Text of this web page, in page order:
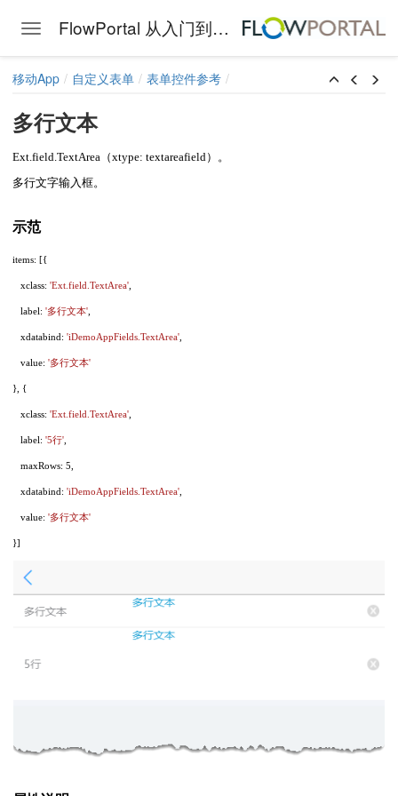
Toggle navigation FlowPortal 从入门到精通
移动App 自定义表单 表单控件参考
多行文本
Ext.field.TextArea（xtype: textareafield）。
多行文字输入框。
示范
items: [{
xclass: 'Ext.field.TextArea',
label: '多行文本',
xdatabind: 'iDemoAppFields.TextArea',
value: '多行文本'
}, {
xclass: 'Ext.field.TextArea',
label: '5行',
maxRows: 5,
xdatabind: 'iDemoAppFields.TextArea',
value: '多行文本'
}]